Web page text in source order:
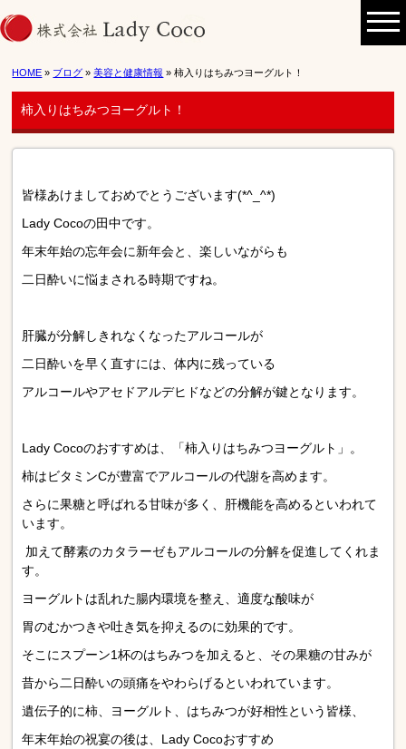
HOME » ブログ »美容と健康情報 » 柿入りはちみつヨーグルト！
柿入りはちみつヨーグルト！
皆様あけましておめでとうございます(*^_^*)
Lady Cocoの田中です。
年末年始の忘年会に新年会と、楽しいながらも
二日酔いに悩まされる時期ですね。
肝臓が分解しきれなくなったアルコールが
二日酔いを早く直すには、体内に残っている
アルコールやアセドアルデヒドなどの分解が鍵となります。
Lady Cocoのおすすめは、「柿入りはちみつヨーグルト」。
柿はビタミンCが豊富でアルコールの代謝を高めます。
さらに果糖と呼ばれる甘味が多く、肝機能を高めるといわれて
います。
加えて酵素のカタラーゼもアルコールの分解を促進してくれま
す。
ヨーグルトは乱れた腸内環境を整え、適度な酸味が
胃のむかつきや吐き気を抑えるのに効果的です。
そこにスプーン1杯のはちみつを加えると、その果糖の甘みが
昔から二日酔いの頭痛をやわらげるといわれています。
遺伝子的に柿、ヨーグルト、はちみつが好相性という皆様、
年末年始の祝宴の後は、 Lady Cocoおすすめ